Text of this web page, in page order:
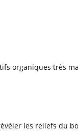
organiques très
les reliefs du